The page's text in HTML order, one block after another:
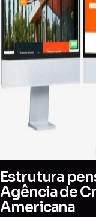
Estrutura
Agência de
Americana